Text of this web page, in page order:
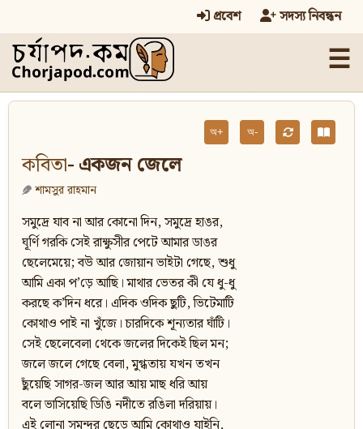
প্রবেশ সদস্য নিবন্ধন
☰
অ+ অ-
কবিতা- একজন জেলে
শামসুর রাহমান
সমুদ্রে যাব না আর কোনো দিন, সমুদ্রে হাঙর,
ঘূর্ণি গরকি সেই রাক্ষুসীর পেটে আমার ডাঙর
ছেলেমেয়ে; বউ আর জোয়ান ভাইটা গেছে, শুধু
আমি একা প’ড়ে আছি। মাথার ভেতর কী যে ধু-ধু
করছে ক’দিন ধরে। এদিক ওদিক ছুটি, ভিটেমাটি
কোথাও পাই না খুঁজে। চারদিকে শূন্যতার ঘাঁটি।
সেই ছেলেবেলা থেকে জলের দিকেই ছিল মন;
জলে জলে গেছে বেলা, মুগ্ধতায় যখন তখন
ছুঁয়েছি সাগর-জল আর আয় মাছ ধরি আয়
বলে ভাসিয়েছি ডিঙি নদীতে রঙিলা দরিয়ায়।